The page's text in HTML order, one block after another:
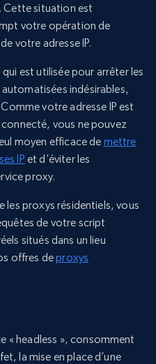
Cette situation est
votre opération de
votre adresse IP.
est utilisée pour arrêter les
indésirables,
Comme votre adresse IP est
connecté, vous ne pouvez
moyen efficace de mettre
IP et d’éviter les
proxy.
les proxys résidentiels, vous
de votre script
situés dans un lieu
offres deproxys
« headless », consomment
la mise en place d’une